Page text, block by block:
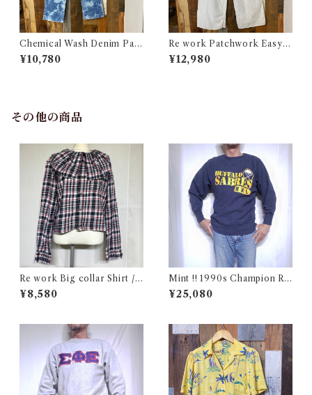
Chemical Wash Denim Pant
s / ケミカル デニム パンツ 古
着
¥10,780
Re work Patchwork Easy P
ants #4 / リワーク パッチワー
ク イージー パンツ 古着
¥12,980
その他の商品
Re work Big collar Shirt /
リワーク ビックカラー シャツ
古着
¥8,580
Mint !! 1990s Champion Re
verse Weave NHL SABRES
Size L / チャンピオン リバー
¥25,080